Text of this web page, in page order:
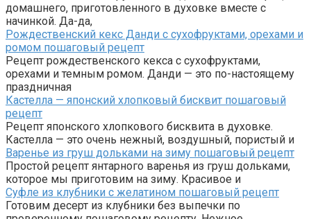
домашнего, приготовленного в духовке вместе с
начинкой. Да-да,
Рождественский кекс Данди с сухофруктами, орехами и
ромом пошаговый рецепт
Рецепт рождественского кекса с сухофруктами,
орехами и темным ромом. Данди — это по-настоящему
праздничная
Кастелла — японский хлопковый бисквит пошаговый
рецепт
Рецепт японского хлопкового бисквита в духовке.
Кастелла — это очень нежный, воздушный, пористый и
Варенье из груш дольками на зиму пошаговый рецепт
Простой рецепт янтарного варенья из груш дольками,
которое мы приготовим на зиму. Красивое и
Суфле из клубники с желатином пошаговый рецепт
Готовим десерт из клубники без выпечки по